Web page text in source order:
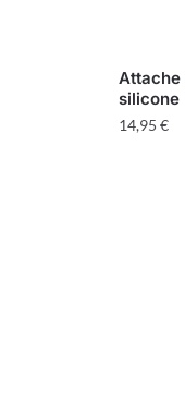
Attache
silicone
14,95 €